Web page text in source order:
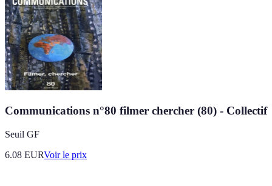
Communications n°80 filmer chercher (80) - Collectif
Seuil GF
6.08 EURVoir le prix